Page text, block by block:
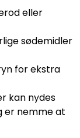
eller
sødemidler
for ekstra
kan nydes
er nemme at